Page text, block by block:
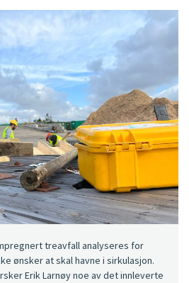
treavfall analyseres for
ønsker at skal havne i sirkulasjon.
Erik Larnøy noe av det innleverte